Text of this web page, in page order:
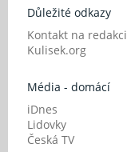
Důležité odkazy
Kontakt na redakci
Kulisek.org
Média - domácí
iDnes
Lidovky
Česká TV